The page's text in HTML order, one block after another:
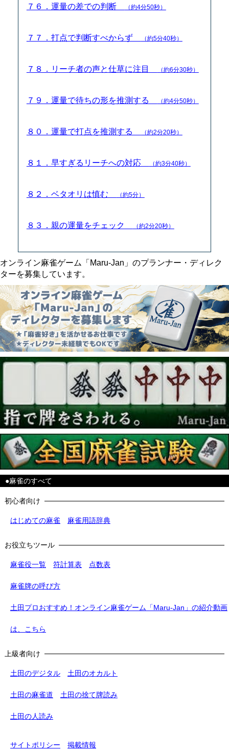
７６．運量の差での判断 （約4分50秒）
７７．打点で判断すべからず （約5分40秒）
７８．リーチ者の声と仕草に注目 （約6分30秒）
７９．運量で待ちの形を推測する （約4分50秒）
８０．運量で打点を推測する （約2分20秒）
８１．早すぎるリーチへの対応 （約3分40秒）
８２．ベタオリは慎む （約5分）
８３．親の運量をチェック （約2分20秒）
オンライン麻雀ゲーム「Maru-Jan」のプランナー・ディレク
ターを募集しています。
●麻雀のすべて
初心者向け
はじめての麻雀 麻雀用語辞典
お役立ちツール
麻雀役一覧 符計算表 点数表
麻雀牌の呼び方
土田プロおすすめ！オンライン麻雀ゲーム「Maru-Jan」の紹介動画
は、こちら
上級者向け
土田のデジタル 土田のオカルト
土田の麻雀道 土田の捨て牌読み
土田の人読み
サイトポリシー 掲載情報